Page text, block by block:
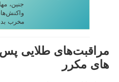
جنین،
مخرب
مراقبت‌های طلایی
های مکرر